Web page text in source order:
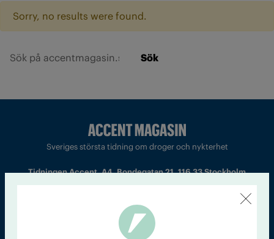
Sorry, no results were found.
Sök
Sveriges största tidning om droger och nykterhet
Tidningen Accent, A4, Bondegatan 21, 116 33 Stockholm
Chefredaktör och ansvarig utgivare: Barbro Janson Lundkvist,
barbro@a4.se.